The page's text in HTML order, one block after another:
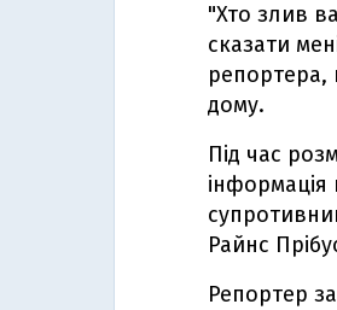
"Хто злив
сказати
репортера,
дому.
Під час
Райнс
Репортер